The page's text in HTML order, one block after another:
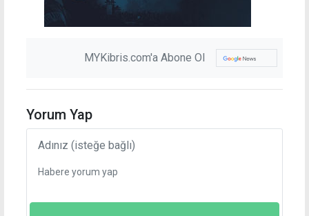
MYKibris.com'a Abone Ol
Yorum Yap